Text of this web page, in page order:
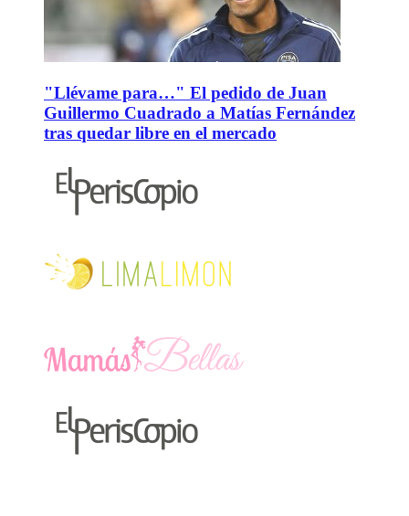
"Llévame para…" El pedido de Juan
Guillermo Cuadrado a Matías Fernández
tras quedar libre en el mercado